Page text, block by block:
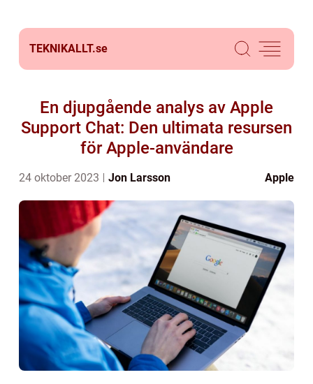
TEKNIKALLT.se
En djupgående analys av Apple
Support Chat: Den ultimata resursen
för Apple-användare
24 oktober 2023 Jon Larsson Apple